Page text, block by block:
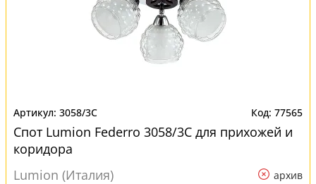
3058/3C 77565
Спот Lumion Federro 3058/3C для прихожей и
коридора
Lumion (Италия)
архив